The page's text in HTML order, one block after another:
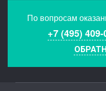
По вопросам
+7 (495)